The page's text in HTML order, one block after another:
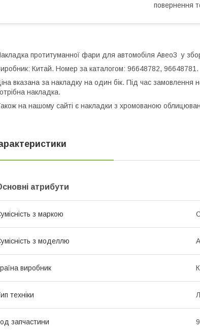
повернення
протитуманної фари для автомобіля Авео3 у
Китай. Номер за каталогом: 96648782, 96648781.
вказана за накладку на один бік. Під час замовлення
накладка.
на нашому сайті є накладки з хромованою
атрибути
з маркою
з моделлю
виробник
техніки
запчастини